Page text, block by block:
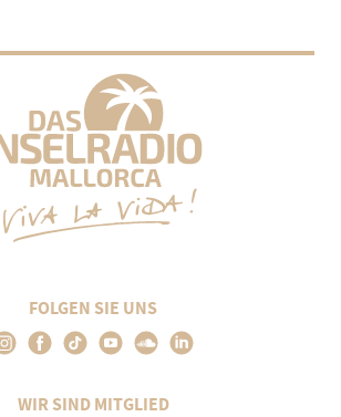
FOLGEN SIE UNS
WIR SIND MITGLIED